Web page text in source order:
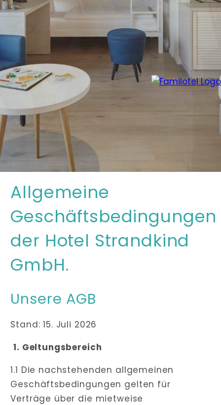
Allgemeine
Geschäftsbedingungen
der Hotel Strandkind
GmbH.
Unsere AGB
Stand: 15. Juli 2026
1. Geltungsbereich
1.1 Die nachstehenden allgemeinen
Geschäftsbedingungen gelten für
Verträge über die mietweise